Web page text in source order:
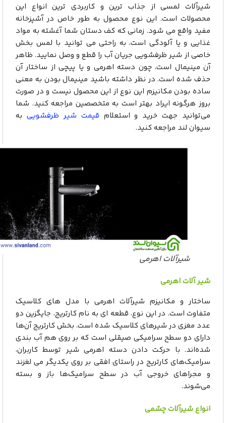
شیرآلات لمسی از جذاب ترین و کاربردی ترین انواع این
محصولات است. این نوع محصول به طور خاص در آشپزخانه
مفید واقع می شود. زمانی که کف دستان شما آغشته به مواد
غذایی و یا آلودگی است، به راحتی می توانید با لمس بخش
خاصی از شیر ظرفشویی جریان آب را قطع و وصل نمایید. ظاهر
آن مینیمال است، چون دسته اهرمی و یا پیچی از ساختار آن
حذف شده است. در نظر داشته باشید مینیمال بودن به معنی
ساده بودن مکانیزم این نوع از این محصول نیست و در صورت
بروز هرگونه ایراد بهتر است به متخصصین مراجعه کنید. شما
می‌توانید جهت خرید و استعلام قیمت شیر ظرفشوییبه
سیوان لند مراجعه کنید.
شیرآلات اهرمی
شیر آلات اهرمی
ساختار و مکانیزم شیرآلات اهرمی با مدل های کلاسیک
متفاوت است. در این نوع، قطعه ای به نام کارتریج، جایگزین دو
عدد مغزی در شیرهای کلاسیک شده است. بخش کارتریج آن‌ها
دارای دو سطح سرامیکی صیقلی است که بر روی هم آب بندی
شده‌اند. با حرکت دادن دسته اهرمی شیر توسط کاربران،
سرامیک‌های کارتریج در راستای افقی بر روی یکدیگر می لغزند
و مجراهای خروجی آب در سطح سرامیک‌ها باز و بسته
می‌شوند.
انواع شیرآلات چشمی